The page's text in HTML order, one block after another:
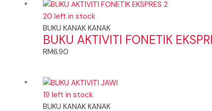
20 left in stock
BUKU KANAK KANAK
BUKU AKTIVITI FONETIK
RM6.90
19 left in stock
BUKU KANAK KANAK